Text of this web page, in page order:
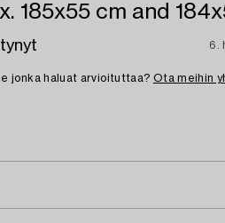
185x55 cm and
6.
jonka haluat arvioituttaa? Ota meihin